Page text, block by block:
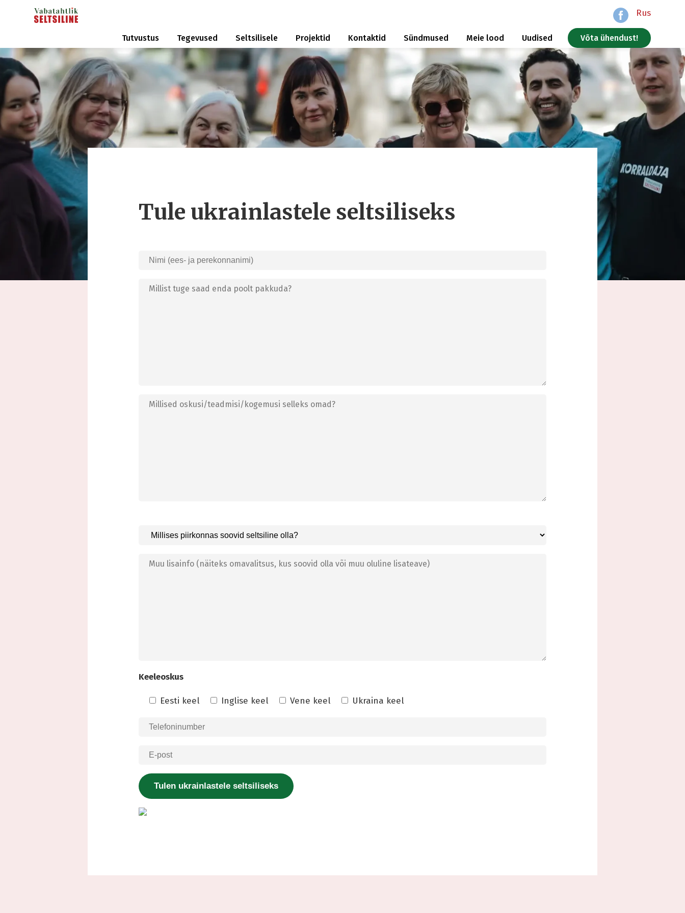
Rus
Tutvustus Tegevused Seltsilisele Projektid Kontaktid Sündmused Meie lood Uudised Võta ühendust!
Tule ukrainlastele seltsiliseks
Keeleoskus
Eesti keel Inglise keel Vene keel Ukraina keel